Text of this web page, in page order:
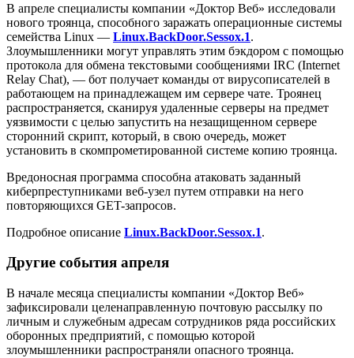
В апреле специалисты компании «Доктор Веб» исследовали
нового троянца, способного заражать операционные системы
семейства Linux — Linux.BackDoor.Sessox.1.
Злоумышленники могут управлять этим бэкдором с помощью
протокола для обмена текстовыми сообщениями IRC (Internet
Relay Chat), — бот получает команды от вирусописателей в
работающем на принадлежащем им сервере чате. Троянец
распространяется, сканируя удаленные серверы на предмет
уязвимости с целью запустить на незащищенном сервере
сторонний скрипт, который, в свою очередь, может
установить в скомпрометированной системе копию троянца.
Вредоносная программа способна атаковать заданный
киберпреступниками веб-узел путем отправки на него
повторяющихся GET-запросов.
Подробное описание Linux.BackDoor.Sessox.1.
Другие события апреля
В начале месяца специалисты компании «Доктор Веб»
зафиксировали целенаправленную почтовую рассылку по
личным и служебным адресам сотрудников ряда российских
оборонных предприятий, с помощью которой
злоумышленники распространяли опасного троянца.